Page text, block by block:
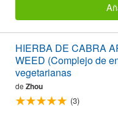
HIERBA DE CABRA
WEED (Complejo de
vegetarianas
de Zhou
(3)